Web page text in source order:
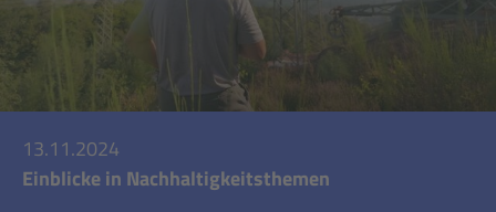
13.11.2024
Einblicke in Nachhaltigkeitsthemen